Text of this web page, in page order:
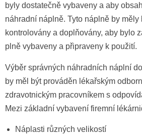
byly dostatečně vybaveny a aby
náhradní náplně. Tyto náplně by měly
kontrolovány a doplňovány, aby bylo
plně vybaveny a připraveny k použití.
Výběr správných náhradních náplní
by měl být prováděn lékařským
zdravotnickým pracovníkem s
Mezi základní vybavení firemní
Náplasti různých velikostí